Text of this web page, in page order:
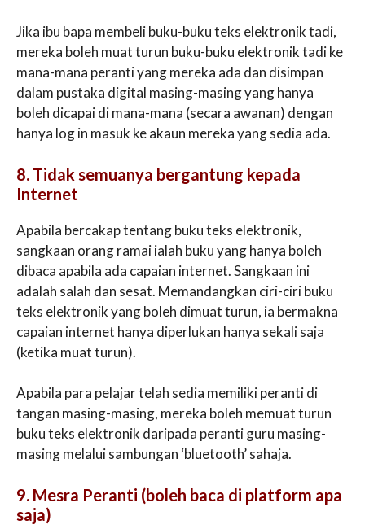
Jika ibu bapa membeli buku-buku teks elektronik tadi,
mereka boleh muat turun buku-buku elektronik tadi ke
mana-mana peranti yang mereka ada dan disimpan
dalam pustaka digital masing-masing yang hanya
boleh dicapai di mana-mana (secara awanan) dengan
hanya log in masuk ke akaun mereka yang sedia ada.
8. Tidak semuanya bergantung kepada
Internet
Apabila bercakap tentang buku teks elektronik,
sangkaan orang ramai ialah buku yang hanya boleh
dibaca apabila ada capaian internet. Sangkaan ini
adalah salah dan sesat. Memandangkan ciri-ciri buku
teks elektronik yang boleh dimuat turun, ia bermakna
capaian internet hanya diperlukan hanya sekali saja
(ketika muat turun).
Apabila para pelajar telah sedia memiliki peranti di
tangan masing-masing, mereka boleh memuat turun
buku teks elektronik daripada peranti guru masing-
masing melalui sambungan ‘bluetooth’ sahaja.
9. Mesra Peranti (boleh baca di platform apa
saja)